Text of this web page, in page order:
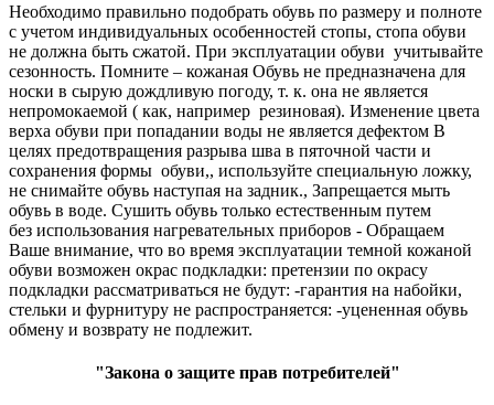
Необходимо правильно подобрать обувь по размеру и полноте
с учетом индивидуальных особенностей стопы, стопа обуви
не должна быть сжатой. При эксплуатации обуви учитывайте
сезонность. Помните – кожаная Обувь не предназначена для
носки в сырую дождливую погоду, т. к. она не является
непромокаемой ( как, например резиновая). Изменение цвета
верха обуви при попадании воды не является дефектом В
целях предотвращения разрыва шва в пяточной части и
сохранения формы обуви,, используйте специальную ложку,
не снимайте обувь наступая на задник., Запрещается мыть
обувь в воде. Сушить обувь только естественным путем
без использования нагревательных приборов - Обращаем
Ваше внимание, что во время эксплуатации темной кожаной
обуви возможен окрас подкладки: претензии по окрасу
подкладки рассматриваться не будут: -гарантия на набойки,
стельки и фурнитуру не распространяется: -уцененная обувь
обмену и возврату не подлежит.
"Закона о защите прав потребителей"